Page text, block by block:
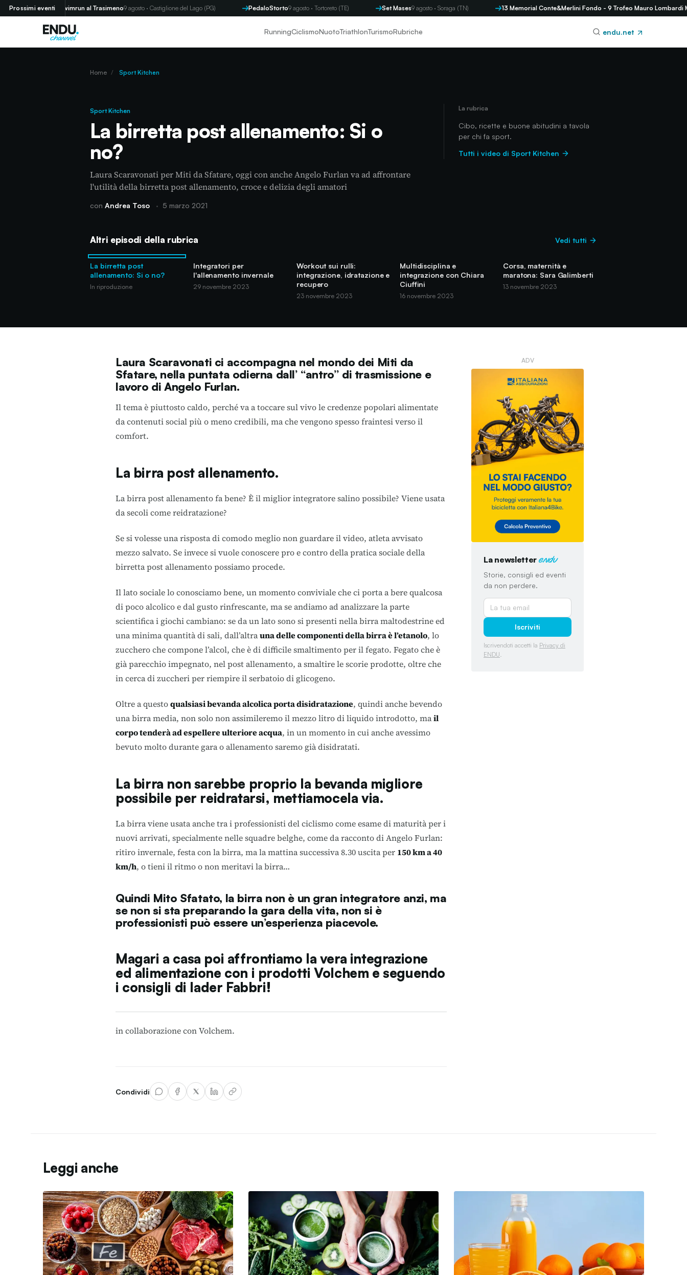
Prossimi eventiSwimrun al Trasimeno9 agosto · Castiglione del Lago (PG) PedaloStorto9 agosto · Tortoreto (TE) Set Mases9 agosto · Soraga (TN) 13 Memorial Conte&Merlini Fondo - 9 Trofeo Mauro Lombardi
RunningCiclismoNuotoTriathlonTurismoRubriche endu.net
Home / Sport Kitchen
Sport Kitchen
La birretta post allenamento: Si o
no?
Laura Scaravonati per Miti da Sfatare, oggi con anche Angelo Furlan va ad affrontare
l'utilità della birretta post allenamento, croce e delizia degli amatori
con Andrea Toso · 5 marzo 2021
La rubrica
Cibo, ricette e buone abitudini a tavola
per chi fa sport.
Tutti i video di Sport Kitchen
Altri episodi della rubrica Vedi tutti
La birretta post
allenamento: Si o no?
In riproduzione
Integratori per
l'allenamento invernale
29 novembre 2023
Workout sui rulli:
integrazione, idratazione e
recupero
23 novembre 2023
Multidisciplina e
integrazione con Chiara
Ciuffini
16 novembre 2023
Corsa, maternità e
maratona: Sara Galimberti
13 novembre 2023
Laura Scaravonati ci accompagna nel mondo dei Miti da
Sfatare, nella puntata odierna dall’ “antro” di trasmissione e
lavoro di Angelo Furlan.
Il tema è piuttosto caldo, perché va a toccare sul vivo le credenze popolari alimentate
da contenuti social più o meno credibili, ma che vengono spesso fraintesi verso il
comfort.
La birra post allenamento.
La birra post allenamento fa bene? È il miglior integratore salino possibile? Viene usata
da secoli come reidratazione?
Se si volesse una risposta di comodo meglio non guardare il video, atleta avvisato
mezzo salvato. Se invece si vuole conoscere pro e contro della pratica sociale della
birretta post allenamento possiamo procede.
Il lato sociale lo conosciamo bene, un momento conviviale che ci porta a bere qualcosa
di poco alcolico e dal gusto rinfrescante, ma se andiamo ad analizzare la parte
scientifica i giochi cambiano: se da un lato sono si presenti nella birra maltodestrine ed
una minima quantità di sali, dall’altrauna delle componenti della birra è l’etanolo, lo
zucchero che compone l’alcol, che è di difficile smaltimento per il fegato. Fegato che è
già parecchio impegnato, nel post allenamento, a smaltire le scorie prodotte, oltre che
in cerca di zuccheri per riempire il serbatoio di glicogeno.
Oltre a questoqualsiasi bevanda alcolica porta disidratazione, quindi anche bevendo
una birra media, non solo non assimileremo il mezzo litro di liquido introdotto, mail
corpo tenderà ad espellere ulteriore acqua, in un momento in cui anche avessimo
bevuto molto durante gara o allenamento saremo già disidratati.
La birra non sarebbe proprio la bevanda migliore
possibile per reidratarsi, mettiamocela via.
La birra viene usata anche tra i professionisti del ciclismo come esame di maturità per i
nuovi arrivati, specialmente nelle squadre belghe, come da racconto di Angelo Furlan:
ritiro invernale, festa con la birra, ma la mattina successiva 8.30 uscita per 150 km a 40
km/h, o tieni il ritmo o non meritavi la birra…
Quindi Mito Sfatato, la birra non è un gran integratore anzi, ma
se non si sta preparando la gara della vita, non si è
professionisti può essere un’esperienza piacevole.
Magari a casa poi affrontiamo la vera integrazione
ed alimentazione con i prodottiVolchem e seguendo
i consigli di Iader Fabbri!
in collaborazione conVolchem.
ADV
La newsletter endu
Storie, consigli ed eventi
da non perdere.
Iscriviti
Iscrivendoti accetti la Privacy di
ENDU
Condividi
Leggi anche